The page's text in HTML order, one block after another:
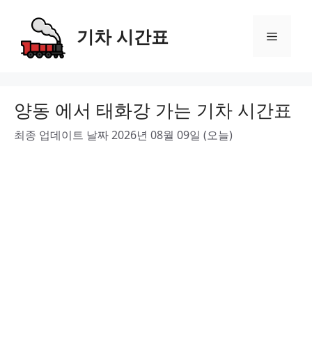
content
기차 시간표 Menu
양동 에서 태화강 가는 기차 시간표
최종 업데이트 날짜 2026년 08월 09일 (오늘)